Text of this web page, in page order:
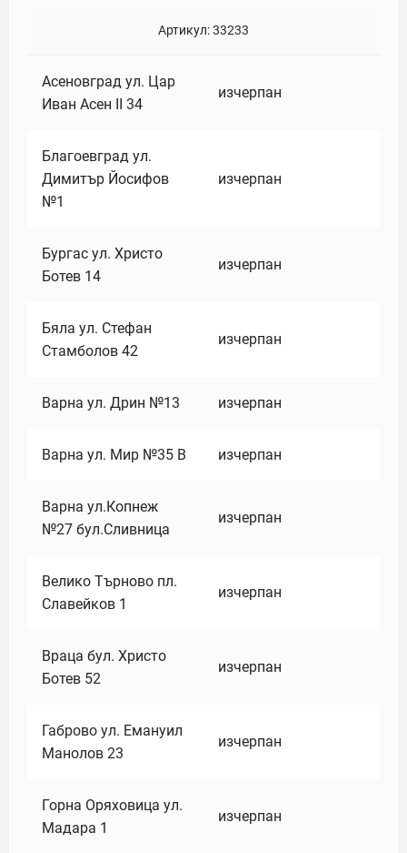
Артикул:33233
Асеновград ул. Цар
Иван Асен II 34
изчерпан
Благоевград ул.
Димитър Йосифов
№1
изчерпан
Бургас ул. Христо
Ботев 14
изчерпан
Бяла ул. Стефан
Стамболов 42
изчерпан
Варна ул. Дрин №13 изчерпан
Варна ул. Мир №35 В изчерпан
Варна ул.Копнеж
№27 бул.Сливница
изчерпан
Велико Търново пл.
Славейков 1
изчерпан
Враца бул. Христо
Ботев 52
изчерпан
Габрово ул. Емануил
Манолов 23
изчерпан
Горна Оряховица ул.
Мадара 1
изчерпан